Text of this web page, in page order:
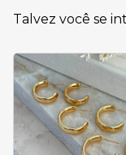
Talvez você se